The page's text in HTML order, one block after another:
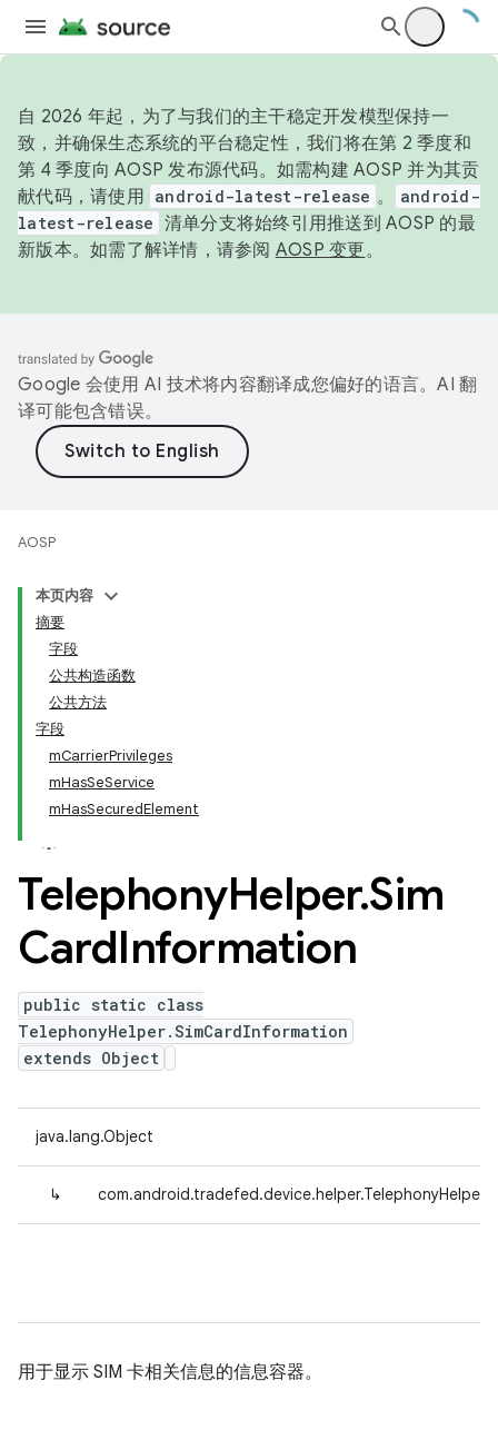
自 2026 年起，为了与我们的主干稳定开发模型保持一
致，并确保生态系统的平台稳定性，我们将在第 2 季度和
第 4 季度向 AOSP 发布源代码。如需构建 AOSP 并为其贡
献代码，请使用 android-latest-release 。
android-
latest-release 清单分支将始终引用推送到 AOSP 的最
新版本。如需了解详情，请参阅 AOSP 变更。
Google 会使用 AI 技术将内容翻译成您偏好的语言。AI 翻
译可能包含错误。
AOSP
本页内容
摘要
字段
公共构造函数
公共方法
字段
mCarrierPrivileges
mHasSeService
mHasSecuredElement
TelephonyHelper.Sim
CardInformation
public static class
TelephonyHelper.SimCardInformation
extends Object
java.lang.Object
↳
用于显示 SIM 卡相关信息的信息容器。